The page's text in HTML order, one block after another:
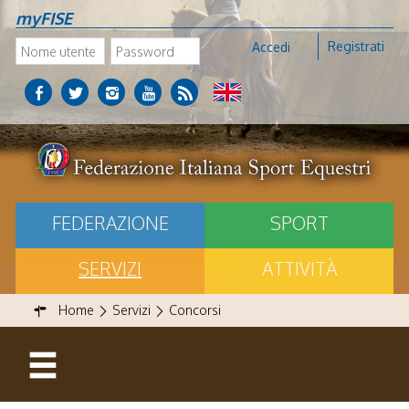
myFISE
Accedi Registrati
FEDERAZIONE
SPORT
SERVIZI
ATTIVITÀ
Home Servizi Concorsi